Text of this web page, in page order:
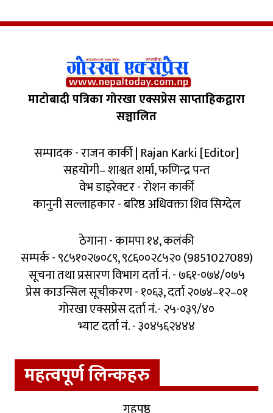
माटोबादी पत्रिका गोरखा एक्सप्रेस साप्ताहिकद्वारा
सञ्चालित
सम्पादक - राजन कार्की | Rajan Karki [Editor]
सहयोगी– शाश्वत शर्मा, फणिन्द्र पन्त
वेभ डाइरेक्टर - रोशन कार्की
कानुनी सल्लाहकार - बरिष्ठ अधिवक्ता शिव सिग्देल
ठेगाना - कामपा १४, कलंकी
सम्पर्क - ९८५१०२७०८९, ९८६००२८५२० (9851027089)
सूचना तथा प्रसारण विभाग दर्ता नं. - ७६१-०७४/०७५
प्रेस काउन्सिल सूचीकरण - १०६३, दर्ता २०७४–१२–०१
गोरखा एक्सप्रेस दर्ता नं.- २५-०३९/४०
भ्याट दर्ता नं. - ३०४५६२४४४
महत्वपूर्ण लिन्कहरु